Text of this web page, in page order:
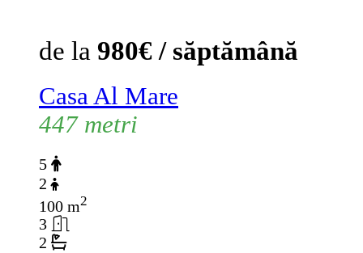
de la 980€ / săptămână
Casa Al Mare
447 metri
5
2
100 m2
3
2